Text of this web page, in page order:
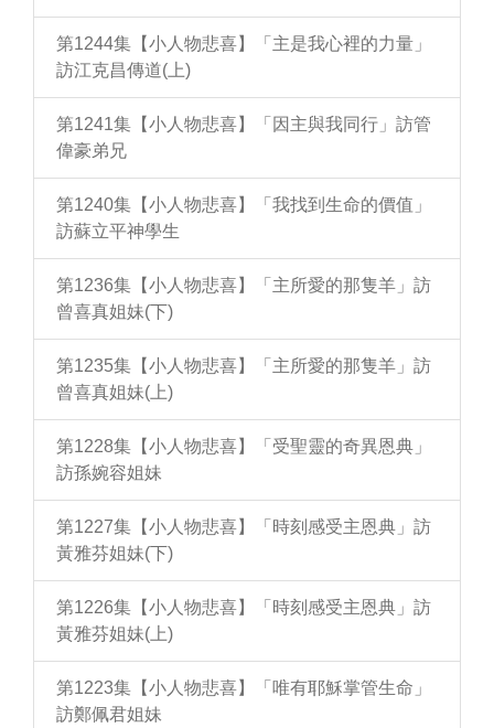
第1244集【小人物悲喜】「主是我心裡的力量」
訪江克昌傳道(上)
第1241集【小人物悲喜】「因主與我同行」訪管
偉豪弟兄
第1240集【小人物悲喜】「我找到生命的價值」
訪蘇立平神學生
第1236集【小人物悲喜】「主所愛的那隻羊」訪
曾喜真姐妹(下)
第1235集【小人物悲喜】「主所愛的那隻羊」訪
曾喜真姐妹(上)
第1228集【小人物悲喜】「受聖靈的奇異恩典」
訪孫婉容姐妹
第1227集【小人物悲喜】「時刻感受主恩典」訪
黃雅芬姐妹(下)
第1226集【小人物悲喜】「時刻感受主恩典」訪
黃雅芬姐妹(上)
第1223集【小人物悲喜】「唯有耶穌掌管生命」
訪鄭佩君姐妹